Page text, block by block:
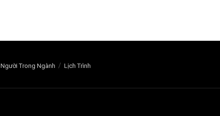
Người Trong Ngành Lịch Trình